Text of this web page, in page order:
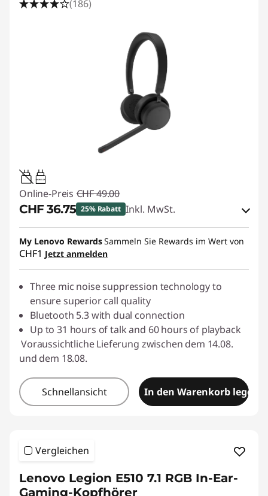
(186)
0.95W-3.25W
Online-Preis CHF 49.00
CHF 36.75 25% Rabatt Inkl. MwSt.
eCoupon-Rabatt :-CHF 12.25
eCoupon :SALES
My Lenovo RewardsSammeln Sie Rewards im Wert von
CHF1 Jetzt anmelden
Three mic noise suppression technology to
ensure superior call quality
Bluetooth 5.3 with dual connection
Up to 31 hours of talk and 60 hours of playback
Voraussichtliche Lieferung zwischen dem 14.08.
und dem 18.08.
Schnellansicht In den Warenkorb legen
Vergleichen
Lenovo Legion E510 7.1 RGB In-Ear-
Gaming-Kopfhörer